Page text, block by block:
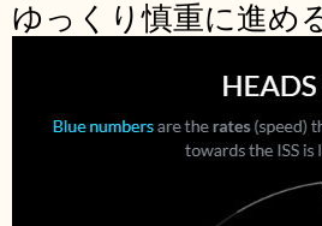
ゆっくり慎重に進め